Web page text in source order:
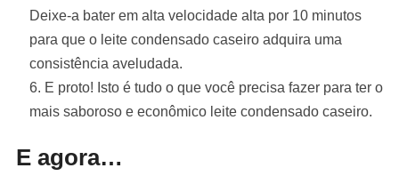
Deixe-a bater em alta velocidade alta por 10 minutos
para que o leite condensado caseiro adquira uma
consistência aveludada.
E proto! Isto é tudo o que você precisa fazer para ter o
mais saboroso e econômico leite condensado caseiro.
E agora…